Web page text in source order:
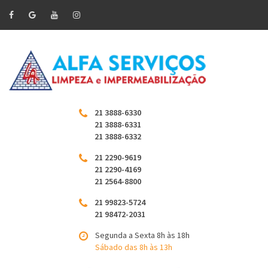
21 3888-6330
21 3888-6331
21 3888-6332
21 2290-9619
21 2290-4169
21 2564-8800
21 99823-5724
21 98472-2031
Segunda a Sexta 8h às 18h
Sábado das 8h às 13h